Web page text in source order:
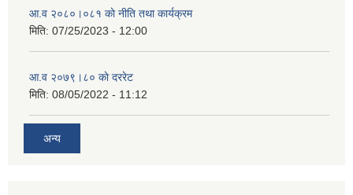
आ.व २०८०।०८१ काे नीति तथा कार्यक्रम
मिति: 07/25/2023 - 12:00
आ.व २०७९।८० काे दररेट
मिति: 08/05/2022 - 11:12
अन्य